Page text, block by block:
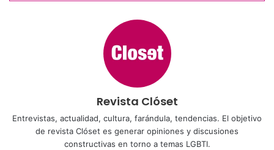
Revista Clóset
Entrevistas, actualidad, cultura, farándula, tendencias. El objetivo
de revista Clóset es generar opiniones y discusiones
constructivas en torno a temas LGBTI.